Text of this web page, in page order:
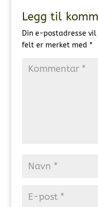
Legg til
Din e-postadresse
felt er merket med *